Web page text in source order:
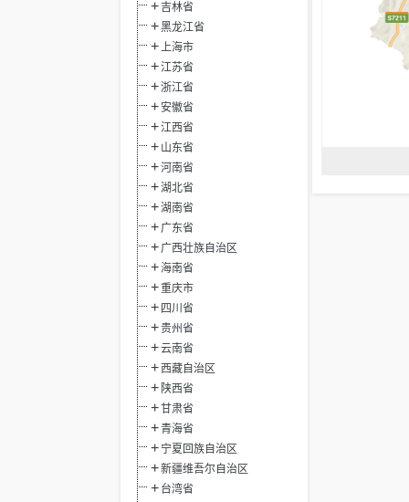
吉林省
黑龙江省
上海市
江苏省
浙江省
安徽省
江西省
山东省
河南省
湖北省
湖南省
广东省
广西壮族自治区
海南省
重庆市
四川省
贵州省
云南省
西藏自治区
陕西省
甘肃省
青海省
宁夏回族自治区
新疆维吾尔自治区
台湾省